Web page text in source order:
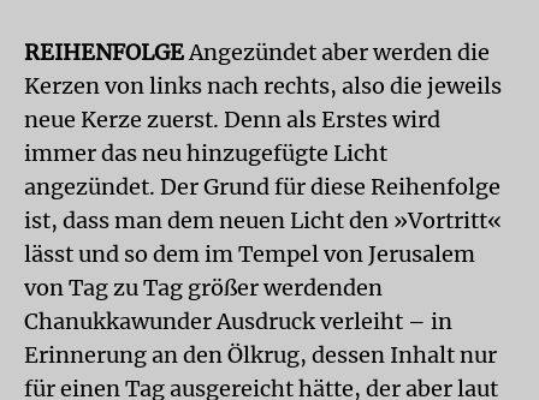
REIHENFOLGE Angezündet aber werden die
Kerzen von links nach rechts, also die jeweils
neue Kerze zuerst. Denn als Erstes wird
immer das neu hinzugefügte Licht
angezündet. Der Grund für diese Reihenfolge
ist, dass man dem neuen Licht den »Vortritt«
lässt und so dem im Tempel von Jerusalem
von Tag zu Tag größer werdenden
Chanukkawunder Ausdruck verleiht – in
Erinnerung an den Ölkrug, dessen Inhalt nur
für einen Tag ausgereicht hätte, der aber laut